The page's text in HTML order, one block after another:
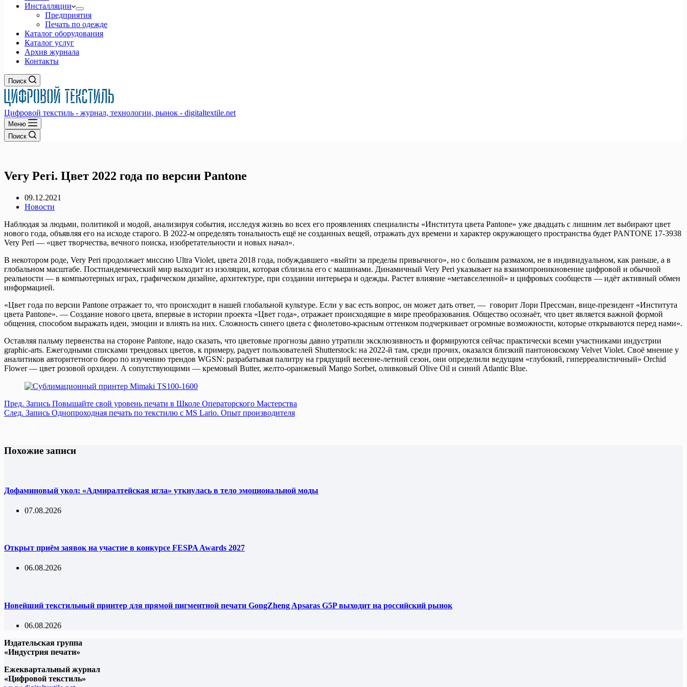
Инсталляции
Предприятия
Печать по одежде
Каталог оборудования
Каталог услуг
Архив журнала
Контакты
Поиск
Цифровой текстиль - журнал, технологии, рынок - digitaltextile.net
Меню
Поиск
Very Peri. Цвет 2022 года по версии Pantone
09.12.2021
Новости
Наблюдая за людьми, политикой и модой, анализируя события, исследуя жизнь во всех его проявлениях специалисты «Института цвета Pantone» уже двадцать с лишним лет выбирают цвет
нового года, объявляя его на исходе старого. В 2022-м определять тональность ещё не созданных вещей, отражать дух времени и характер окружающего пространства будет PANTONE 17-3938
Very Peri — «цвет творчества, вечного поиска, изобретательности и новых начал».
В некотором роде, Very Peri продолжает миссию Ultra Violet, цвета 2018 года, побуждавшего «выйти за пределы привычного», но с большим размахом, не в индивидуальном, как раньше, а в
глобальном масштабе. Постпандемический мир выходит из изоляции, которая сблизила его с машинами. Динамичный Very Peri указывает на взаимопроникновение цифровой и обычной
реальности — в компьютерных играх, графическом дизайне, архитектуре, при создании интерьера и одежды. Растет влияние «метавселенной» и цифровых сообществ — идёт активный обмен
информацией.
«Цвет года по версии Pantone отражает то, что происходит в нашей глобальной культуре. Если у вас есть вопрос, он может дать ответ, — говорит Лори Прессман, вице-президент «Института
цвета Pantone». — Создание нового цвета, впервые в истории проекта «Цвет года», отражает происходящие в мире преобразования. Общество осознаёт, что цвет является важной формой
общения, способом выражать идеи, эмоции и влиять на них. Сложность синего цвета с фиолетово-красным оттенком подчеркивает огромные возможности, которые открываются перед нами».
Оставляя пальму первенства на стороне Pantone, надо сказать, что цветовые прогнозы давно утратили эксклюзивность и формируются сейчас практически всеми участниками индустрии
graphic-arts. Ежегодными списками трендовых цветов, к примеру, радует пользователей Shutterstock: на 2022-й там, среди прочих, оказался близкий пантоновскому Velvet Violеt. Своё мнение у
аналитиков авторитетного бюро по изучению трендов WGSN: разрабатывая палитру на грядущий весенне-летний сезон, они определили ведущим «глубокий, гиперреалистичный» Orchid
Flower — цвет розовой орхидеи. А сопутствующими — кремовый Butter, желто-оранжевый Mango Sorbet, оливковый Olive Oil и синий Atlantic Blue.
Пред. Запись Повышайте свой уровень печати в Школе Операторского Мастерства
След. Запись Однопроходная печать по текстилю с MS Lario. Опыт производителя
Похожие записи
Дофаминовый укол: «Адмиралтейская игла» уткнулась в тело эмоциональной моды
07.08.2026
Открыт приём заявок на участие в конкурсе FESPA Awards 2027
06.08.2026
Новейший текстильный принтер для прямой пигментной печати GongZheng Apsaras G5P выходит на российский рынок
06.08.2026
Издательская группа
«Индустрия печати»
Ежеквартальный журнал
«Цифровой текстиль»